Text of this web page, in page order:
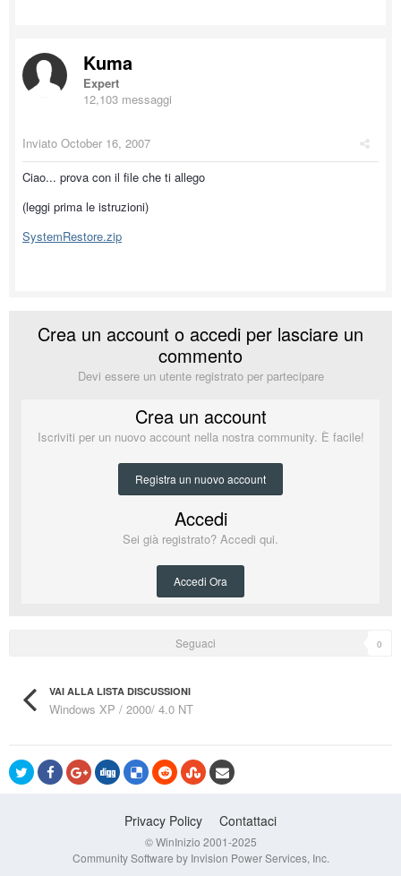
Kuma
Expert
12,103 messaggi
Inviato October 16, 2007
Ciao... prova con il file che ti allego
(leggi prima le istruzioni)
SystemRestore.zip
Crea un account o accedi per lasciare un
commento
Devi essere un utente registrato per partecipare
Crea un account
Iscriviti per un nuovo account nella nostra community. È facile!
Registra un nuovo account
Accedi
Sei già registrato? Accedi qui.
Accedi Ora
Seguaci 0
VAI ALLA LISTA DISCUSSIONI
Windows XP / 2000/ 4.0 NT
Privacy Policy Contattaci
© WinInizio 2001-2025
Community Software by Invision Power Services, Inc.